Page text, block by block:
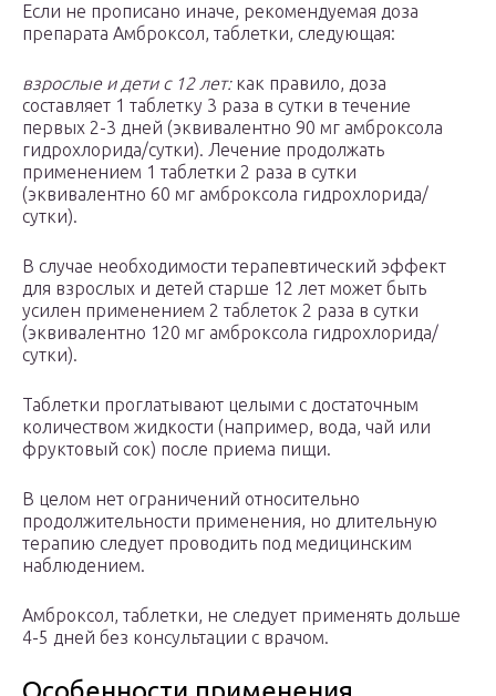
Если не прописано иначе, рекомендуемая доза
препарата Амброксол, таблетки, следующая:
взрослые и дети с 12 лет:как правило, доза
составляет 1 таблетку 3 раза в сутки в течение
первых 2-3 дней (эквивалентно 90 мг амброксола
гидрохлорида/сутки). Лечение продолжать
применением 1 таблетки 2 раза в сутки
(эквивалентно 60 мг амброксола гидрохлорида/
сутки).
В случае необходимости терапевтический эффект
для взрослых и детей старше 12 лет может быть
усилен применением 2 таблеток 2 раза в сутки
(эквивалентно 120 мг амброксола гидрохлорида/
сутки).
Таблетки проглатывают целыми с достаточным
количеством жидкости (например, вода, чай или
фруктовый сок) после приема пищи.
В целом нет ограничений относительно
продолжительности применения, но длительную
терапию следует проводить под медицинским
наблюдением.
Амброксол, таблетки, не следует применять дольше
4-5 дней без консультации с врачом.